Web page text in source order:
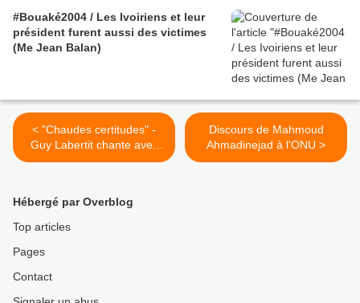
#Bouaké2004 / Les Ivoiriens et leur
président furent aussi des victimes
(Me Jean Balan)
< "Chaudes certitudes" -
Guy Labertit chante avec
Kommandant Simi Ol !
Discours de Mahmoud
Ahmadinejad à l'ONU >
Hébergé par Overblog
Top articles
Pages
Contact